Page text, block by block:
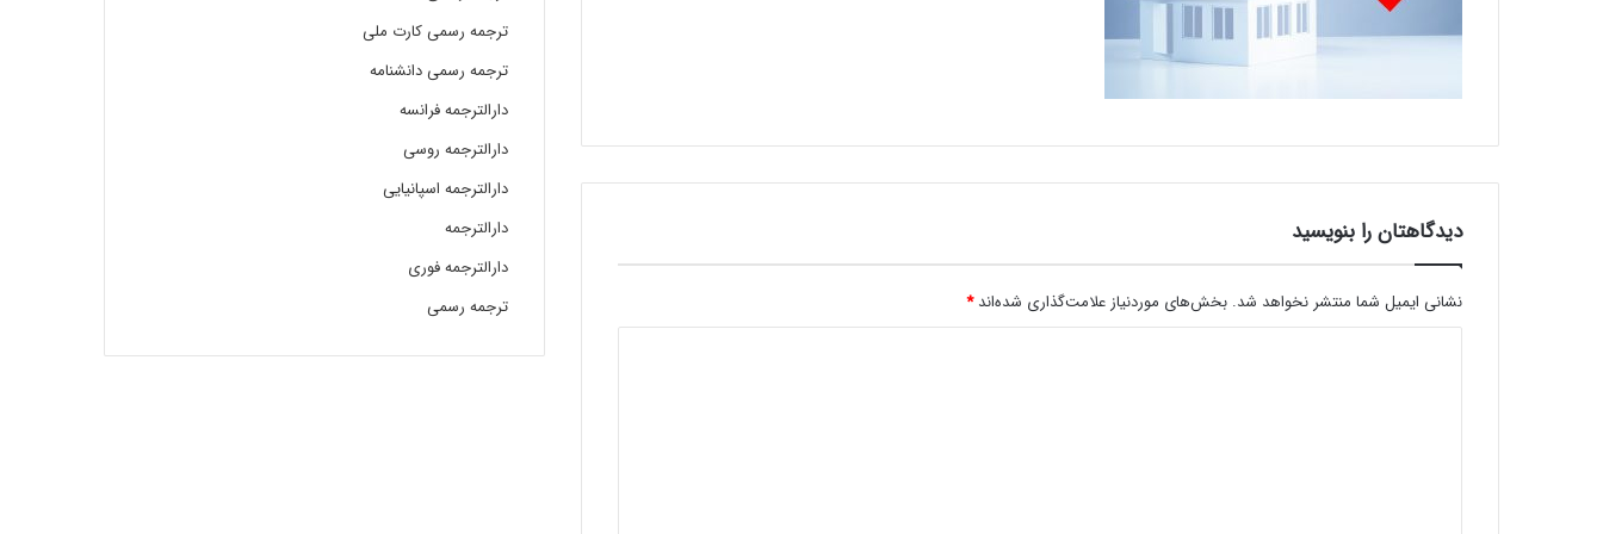
دیدگاهتان را بنویسید
نشانی ایمیل شما منتشر نخواهد شد. بخش‌های موردنیاز علامت‌گذاری شده‌اند*
ترجمه رسمی کارت ملی
ترجمه رسمی دانشنامه
دارالترجمه فرانسه
دارالترجمه روسی
دارالترجمه اسپانیایی
دارالترجمه
دارالترجمه فوری
ترجمه رسمی